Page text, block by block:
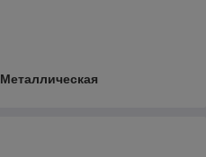
Металлическая